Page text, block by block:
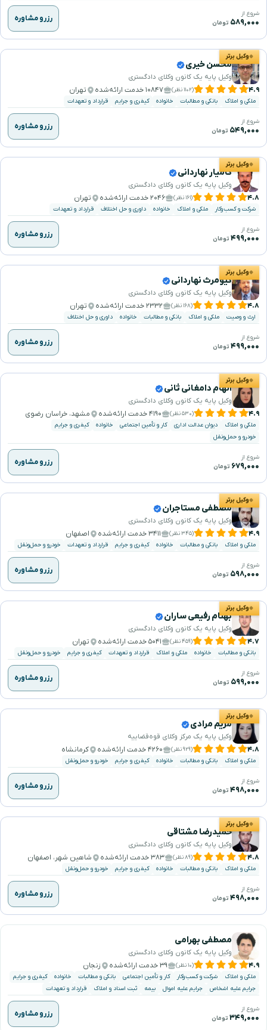
شروع از
۵۸۹,۰۰۰ تومان رزرو مشاوره
وکیل برتر
محسن خیری
وکیل پایه یک کانون وکلای دادگستری
۴.۹ (۱۱۰۲ نظر) ۱۰۸۴۷ خدمت ارائه‌شده تهران
ملکی و املاک بانکی و مطالبات خانواده کیفری و جرایم قرارداد و تعهدات
شروع از
۵۴۹,۰۰۰ تومان رزرو مشاوره
وکیل برتر
کامیار نهاردانی
وکیل پایه یک کانون وکلای دادگستری
۴.۸ (۱۶۱ نظر) ۲۰۴۶ خدمت ارائه‌شده تهران
شرکت و کسب‌وکار ملکی و املاک خانواده داوری و حل اختلاف قرارداد و تعهدات
شروع از
۴۹۹,۰۰۰ تومان رزرو مشاوره
وکیل برتر
کیومرث نهاردانی
وکیل پایه یک کانون وکلای دادگستری
۴.۸ (۱۶۸ نظر) ۲۳۳۲ خدمت ارائه‌شده تهران
ارث و وصیت ملکی و املاک بانکی و مطالبات خانواده داوری و حل اختلاف
شروع از
۴۹۹,۰۰۰ تومان رزرو مشاوره
وکیل برتر
الهام دامغانی ثانی
وکیل پایه یک کانون وکلای دادگستری
۴.۹ (۵۳۰ نظر) ۴۱۹۰ خدمت ارائه‌شده مشهد، خراسان رضوی
ملکی و املاک دیوان عدالت اداری کار و تأمین اجتماعی خانواده
کیفری و جرایم
خودرو و حمل‌ونقل
شروع از
۶۷۹,۰۰۰ تومان رزرو مشاوره
وکیل برتر
مصطفی مستاجران
وکیل پایه یک کانون وکلای دادگستری
۴.۹ (۳۴۵ نظر) ۳۴۱۱ خدمت ارائه‌شده اصفهان
ملکی و املاک بانکی و مطالبات خانواده کیفری و جرایم قرارداد و تعهدات خودرو و حمل‌ونقل
شروع از
۵۹۸,۰۰۰ تومان رزرو مشاوره
وکیل برتر
بهنام رفیعی ساران
وکیل پایه یک کانون وکلای دادگستری
۴.۷ (۴۵۹ نظر) ۵۰۴۱ خدمت ارائه‌شده تهران
بانکی و مطالبات خانواده ملکی و املاک قرارداد و تعهدات کیفری و جرایم خودرو و حمل‌ونقل
شروع از
۵۹۹,۰۰۰ تومان رزرو مشاوره
وکیل برتر
مریم مرادی
وکیل پایه یک مرکز وکلای قوه‌قضاییه
۴.۸ (۹۲۹ نظر) ۴۲۶۰ خدمت ارائه‌شده کرمانشاه
ملکی و املاک بانکی و مطالبات خانواده کیفری و جرایم خودرو و حمل‌ونقل
شروع از
۴۹۸,۰۰۰ تومان رزرو مشاوره
وکیل برتر
حمیدرضا مشتاقی
وکیل پایه یک کانون وکلای دادگستری
۴.۸ (۸۹ نظر) ۳۸۳ خدمت ارائه‌شده شاهین شهر، اصفهان
ملکی و املاک بانکی و مطالبات خانواده کیفری و جرایم خودرو و حمل‌ونقل
شروع از
۴۹۸,۰۰۰ تومان رزرو مشاوره
مصطفی بهرامی
وکیل پایه یک کانون وکلای دادگستری
۴.۹ (۱۰ نظر) ۳۹ خدمت ارائه‌شده زنجان
ملکی و املاک شرکت و کسب‌وکار کار و تأمین اجتماعی بانکی و مطالبات خانواده
کیفری و جرایم
جرایم علیه اشخاص
جرایم علیه اموال بیمه ثبت اسناد و املاک قرارداد و تعهدات
شروع از
۳۴۹,۰۰۰ تومان رزرو مشاوره